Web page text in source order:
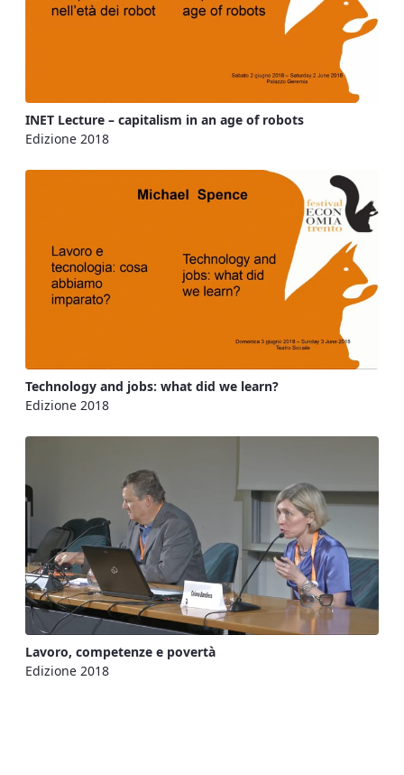
INET Lecture – capitalism in an age of robots
Edizione 2018
Technology and jobs: what did we learn?
Edizione 2018
Lavoro, competenze e povertà
Edizione 2018